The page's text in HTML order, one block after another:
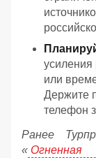
или
Держите
телефон
Ранее
«